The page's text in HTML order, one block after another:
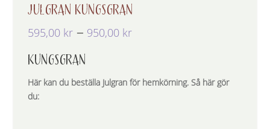
JULGRAN KUNGSGRAN
595,00 kr – 950,00 krP
i
KUNGSGRAN
Här kan du beställa Julgran för hemkörning. Så här gör
du: